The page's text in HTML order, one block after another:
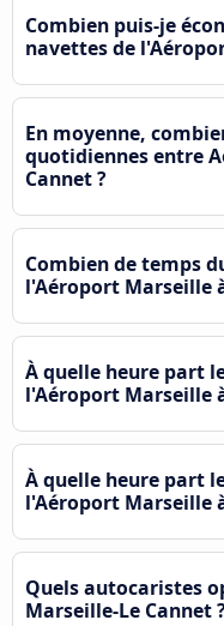
Combien puis-je
navettes de
En moyenne,
quotidiennes entre
Cannet ?
Combien de temps
l'Aéroport Marseille
À quelle heure part
l'Aéroport Marseille
À quelle heure part
l'Aéroport Marseille
Quels autocaristes
Marseille-Le Cannet